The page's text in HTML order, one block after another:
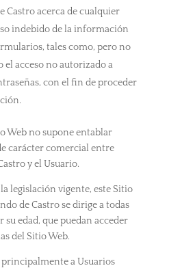
Castro acerca de cualquier
indebido de la información
tales como, pero no
el acceso no autorizado a
con el fin de proceder
Web no supone entablar
carácter comercial entre
y el Usuario.
legislación vigente, este Sitio
de Castro se dirige a todas
edad, que puedan acceder
del Sitio Web.
a Usuarios